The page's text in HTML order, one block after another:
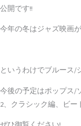
公開です!!
今年の冬はジャズ映画
というわけでブルース/
今後の予定はポップス/
2、クラシック編、ビー